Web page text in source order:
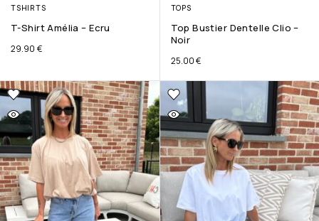
TSHIRTS
T-Shirt Amélia – Ecru
29.90 €
TOPS
Top Bustier Dentelle Clio –
Noir
25.00€